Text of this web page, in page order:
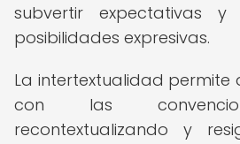
subvertir expectativas y
posibilidades expresivas.
La intertextualidad permite
con las
recontextualizando y